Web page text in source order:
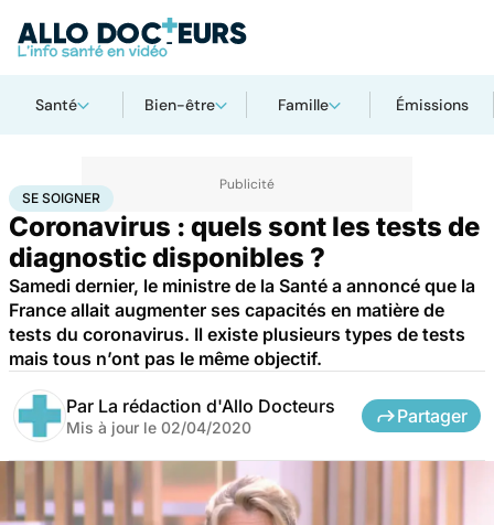
Santé Bien-être Famille Émissions
AccueilSanté Maladies
SE SOIGNER
Coronavirus : quels sont les tests de
diagnostic disponibles ?
Samedi dernier, le ministre de la Santé a annoncé que la
France allait augmenter ses capacités en matière de
tests du coronavirus. Il existe plusieurs types de tests
mais tous n’ont pas le même objectif.
Par La rédaction d'Allo Docteurs
Mis à jour le 02/04/2020
Partager